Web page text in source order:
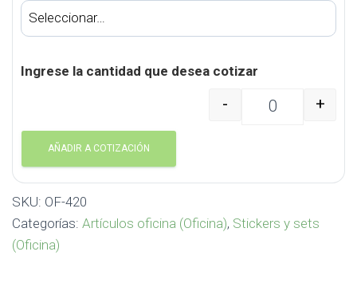
Ingrese la cantidad que desea cotizar
Set de Escritorio
- +
AÑADIR A COTIZACIÓN
SKU: OF-420
Categorías: Artículos oficina (Oficina), Stickers y sets
(Oficina)